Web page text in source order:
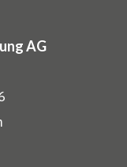
wie
Mitarbeiter der
optimalen
auch in allen
AG